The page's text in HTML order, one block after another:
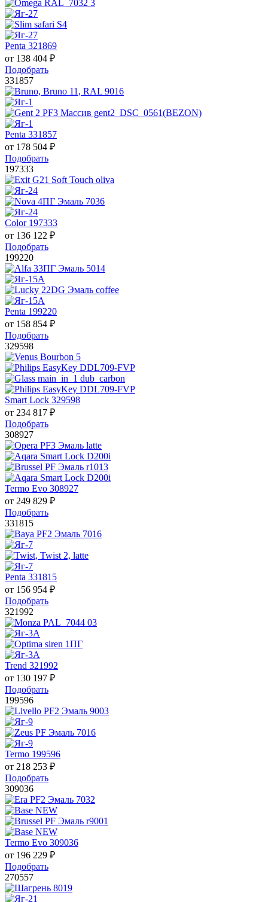
Penta 321869
от 138 404 ₽
Подобрать
331857
Penta 331857
от 178 504 ₽
Подобрать
197333
Color 197333
от 136 122 ₽
Подобрать
199220
Penta 199220
от 158 854 ₽
Подобрать
329598
Smart Lock 329598
от 234 817 ₽
Подобрать
308927
Termo Evo 308927
от 249 829 ₽
Подобрать
331815
Penta 331815
от 156 954 ₽
Подобрать
321992
Trend 321992
от 130 197 ₽
Подобрать
199596
Termo 199596
от 218 253 ₽
Подобрать
309036
Termo Evo 309036
от 196 229 ₽
Подобрать
270557